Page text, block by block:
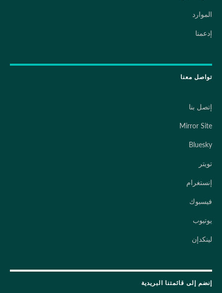
الموارد
إدعمنا
تواصل معنا
إتصل بنا
Mirror Site
Bluesky
تويتر
إنستغرام
فيسبوك
يوتيوب
لينكدإن
إنضم إلى قائمتنا البريدية